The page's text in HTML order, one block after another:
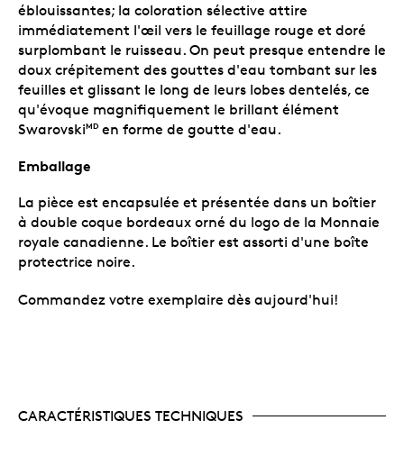
éblouissantes; la coloration sélective attire
immédiatement l'œil vers le feuillage rouge et doré
surplombant le ruisseau. On peut presque entendre le
doux crépitement des gouttes d'eau tombant sur les
feuilles et glissant le long de leurs lobes dentelés, ce
qu'évoque magnifiquement le brillant élément
SwarovskiMD en forme de goutte d'eau.
Emballage
La pièce est encapsulée et présentée dans un boîtier
à double coque bordeaux orné du logo de la Monnaie
royale canadienne. Le boîtier est assorti d'une boîte
protectrice noire.
Commandez votre exemplaire dès aujourd'hui!
CARACTÉRISTIQUES TECHNIQUES